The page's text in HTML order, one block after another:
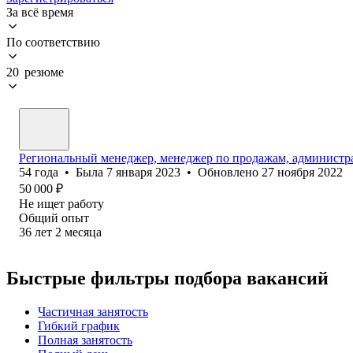
За всё время
По соответствию
20 резюме
Региональный менеджер, менеджер по продажам,
54 года • Была 7 января 2023 • Обновлено 27 ноября 2022
50 000 ₽
Не ищет работу
Общий опыт
36 лет 2 месяца
Быстрые фильтры подбора вакансий
Частичная занятость
Гибкий график
Полная занятость